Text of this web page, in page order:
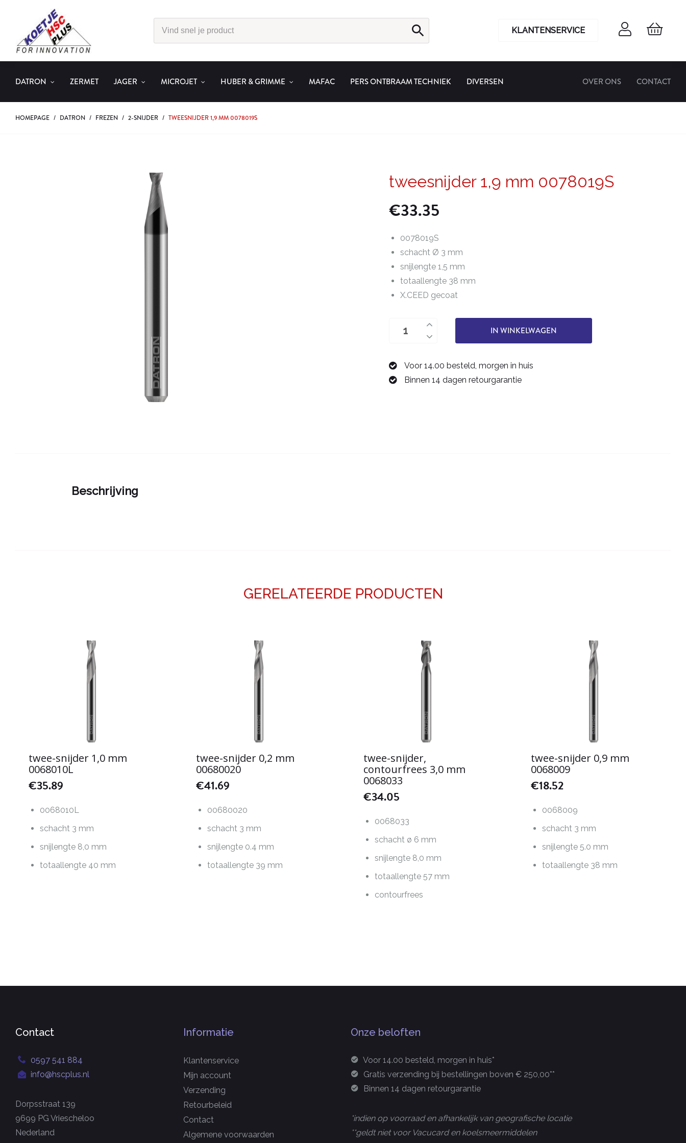
KLANTENSERVICE
DATRON ZERMET JAGER MICROJET HUBER & GRIMME MAFAC PERS ONTBRAAM TECHNIEK DIVERSEN OVER ONS CONTACT
HOMEPAGE / DATRON / FREZEN / 2-SNIJDER / TWEESNIJDER 1,9 MM 0078019S
tweesnijder 1,9 mm 0078019S
€33.35
0078019S
schacht Ø 3 mm
snijlengte 1,5 mm
totaallengte 38 mm
X.CEED gecoat
tweesnijder
0078019S
aantal
IN WINKELWAGEN
Voor 14.00 besteld, morgen in huis
Binnen 14 dagen retourgarantie
Beschrijving
GERELATEERDE PRODUCTEN
twee-snijder 1,0 mm
0068010L
€35.89
0068010L
schacht 3 mm
snijlengte 8,0 mm
totaallengte 40 mm
twee-snijder 0,2 mm
00680020
€41.69
00680020
schacht 3 mm
snijlengte 0.4 mm
totaallengte 39 mm
twee-snijder,
contourfrees 3,0 mm
0068033
€34.05
0068033
schacht ø 6 mm
snijlengte 8,0 mm
totaallengte 57 mm
contourfrees
twee-snijder 0,9 mm
0068009
€18.52
0068009
schacht 3 mm
snijlengte 5.0 mm
totaallengte 38 mm
Contact
0597 541 884
info@hscplus.nl
Dorpsstraat 139
9699 PG Vriescheloo
Nederland
Informatie
Klantenservice
Mijn account
Verzending
Retourbeleid
Contact
Algemene voorwaarden
Onze beloften
Voor 14.00 besteld, morgen in huis*
Gratis verzending bij bestellingen boven € 250,00**
Binnen 14 dagen retourgarantie
*indien op voorraad en afhankelijk van geografische locatie
**geldt niet voor Vacucard en koelsmeermiddelen